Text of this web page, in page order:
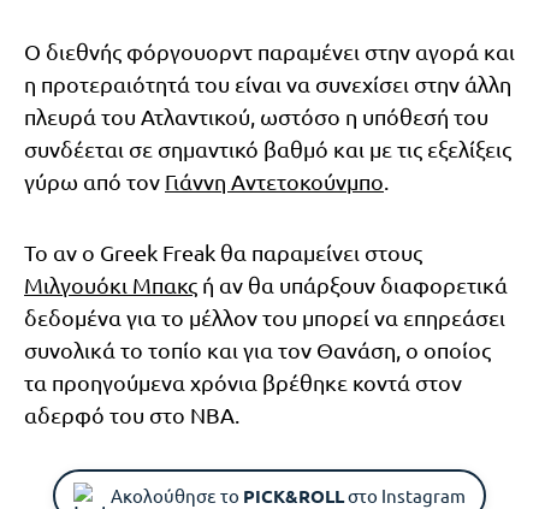
Ο διεθνής φόργουορντ παραμένει στην αγορά και
η προτεραιότητά του είναι να συνεχίσει στην άλλη
πλευρά του Ατλαντικού, ωστόσο η υπόθεσή του
συνδέεται σε σημαντικό βαθμό και με τις εξελίξεις
γύρω από τον Γιάννη Αντετοκούνμπο
Το αν ο Greek Freak θα παραμείνει στους
Μιλγουόκι Μπακς ή αν θα υπάρξουν διαφορετικά
δεδομένα για το μέλλον του μπορεί να επηρεάσει
συνολικά το τοπίο και για τον Θανάση, ο οποίος
τα προηγούμενα χρόνια βρέθηκε κοντά στον
αδερφό του στο NBA.
Ακολούθησε το PICK&ROLLστο Instagram